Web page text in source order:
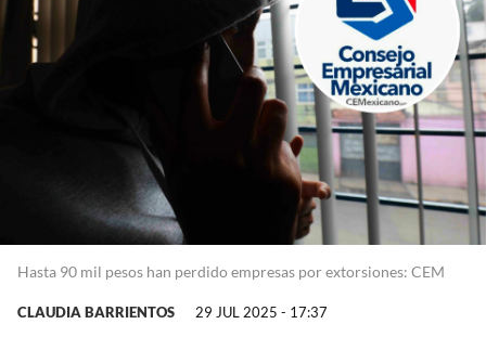
Hasta 90 mil pesos han perdido empresas por extorsiones: CEM
CLAUDIA BARRIENTOS 29 JUL 2025 - 17:37